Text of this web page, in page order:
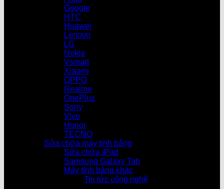
Google
HTC
Huawei
Lenovo
LG
Nokia
Vsmart
Xiaomi
OPPO
Realme
OnePlus
Sony
Vivo
Honor
TECNO
Sửa chữa máy tính bảng
Sửa chữa iPad
Samsung Galaxy Tab
Máy tính bảng khác
Tin tức công nghệ